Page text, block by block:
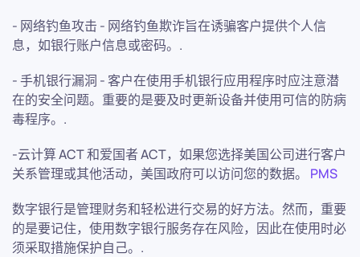
- 网络钓鱼攻击 - 网络钓鱼欺诈旨在诱骗客户提供个人信
息，如银行账户信息或密码。.
- 手机银行漏洞 - 客户在使用手机银行应用程序时应注意潜
在的安全问题。重要的是要及时更新设备并使用可信的防病
毒程序。.
-云计算 ACT 和爱国者 ACT，如果您选择美国公司进行客户
关系管理或其他活动，美国政府可以访问您的数据。 PMS
数字银行是管理财务和轻松进行交易的好方法。然而，重要
的是要记住，使用数字银行服务存在风险，因此在使用时必
须采取措施保护自己。.